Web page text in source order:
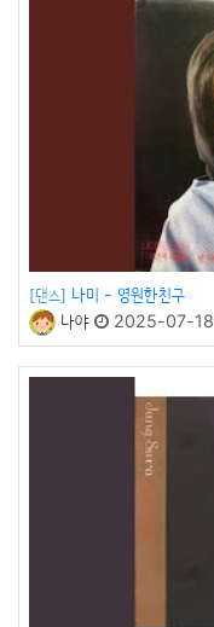
[댄스] 나미 - 영원한친구
나야
2025-07-18